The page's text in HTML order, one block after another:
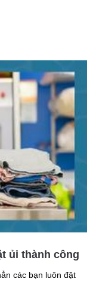
ủi thành công
các bạn luôn đặt